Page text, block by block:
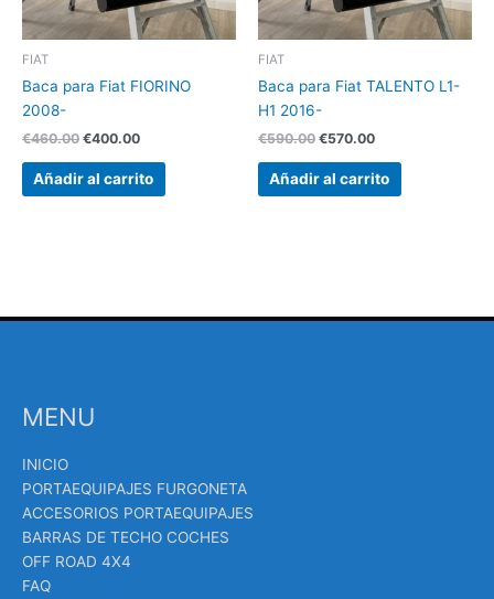
FIAT
Baca para Fiat FIORINO
2008-
€460.00 €400.00
Añadir al carrito
FIAT
Baca para Fiat TALENTO L1-
H1 2016-
€590.00 €570.00
Añadir al carrito
MENU
INICIO
PORTAEQUIPAJES FURGONETA
ACCESORIOS PORTAEQUIPAJES
BARRAS DE TECHO COCHES
OFF ROAD 4X4
FAQ